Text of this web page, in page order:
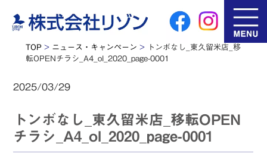
TOP > ニュース・キャンペーン >トンボなし_東久留米店_移
転OPENチラシ_A4_ol_2020_page-0001
2025/03/29
トンボなし_東久留米店_移転OPEN
チラシ_A4_ol_2020_page-0001